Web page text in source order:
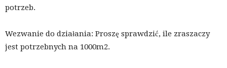
potrzeb.
Wezwanie do działania: Proszę sprawdzić, ile zraszaczy
jest potrzebnych na 1000m2.